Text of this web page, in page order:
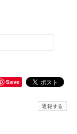
Save
通報する